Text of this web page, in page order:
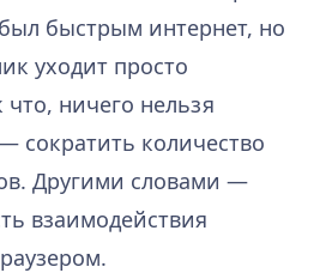
быстрым интернет, но
уходит просто
что, ничего нельзя
сократить количество
Другими словами —
взаимодействия